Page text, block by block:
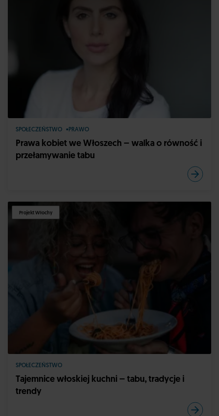
SPOŁECZEŃSTWO PRAWO
Prawa kobiet we Włoszech – walka o równość i
przełamywanie tabu
Projekt Włochy
SPOŁECZEŃSTWO
Tajemnice włoskiej kuchni – tabu, tradycje i
trendy